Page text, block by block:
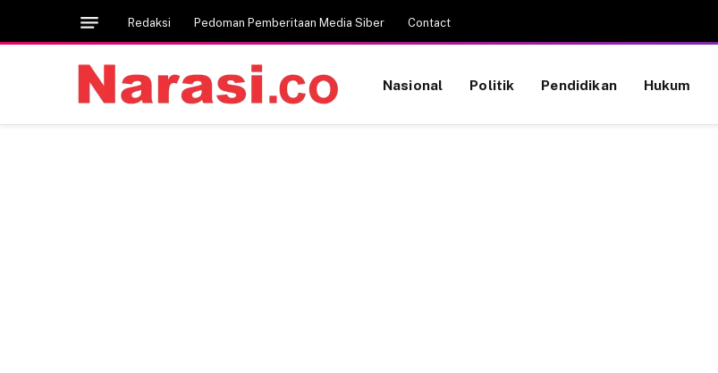
Redaksi Pedoman Pemberitaan Media Siber Contact
Nasional Politik Pendidikan Hukum